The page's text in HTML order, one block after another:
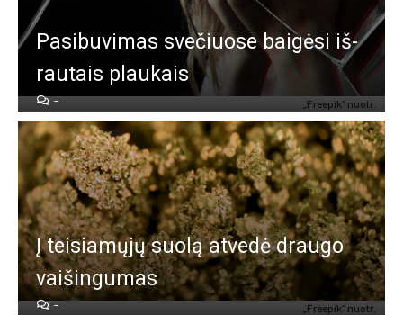
„Free­pik“ nuo­tr.
Pa­si­bu­vi­mas sve­čiuo­se bai­gė­si iš­
rau­tais plau­kais
-
„Free­pik“ nuo­tr.
Į tei­sia­mų­jų suo­lą at­ve­dė drau­go
vai­šin­gu­mas
-